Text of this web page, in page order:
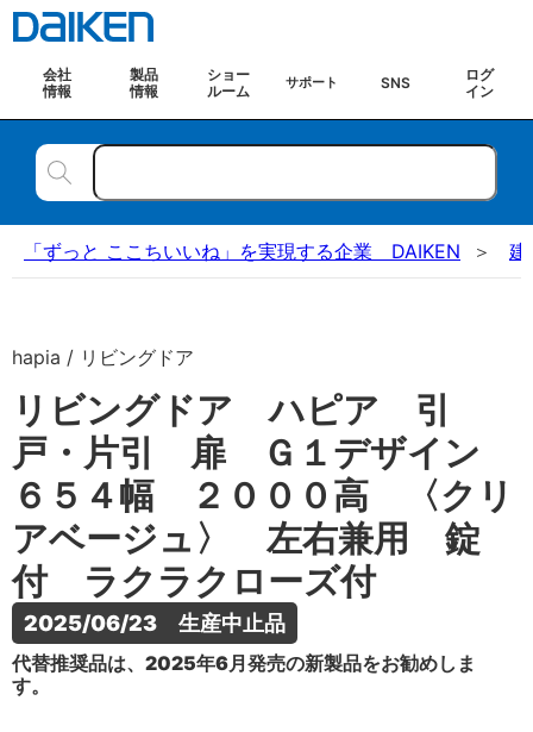
会社
情報
製品
情報
ショー
ルーム
サポート SNS
ログ
イン
「ずっと ここちいいね」を実現する企業 DAIKEN 建
hapia / リビングドア
リビングドア ハピア 引
戸・片引 扉 Ｇ１デザイン
６５４幅 ２０００高 〈クリ
アベージュ〉 左右兼用 錠
付 ラクラクローズ付
2025/06/23　生産中止品
代替推奨品は、2025年6月発売の新製品をお勧めしま
す。